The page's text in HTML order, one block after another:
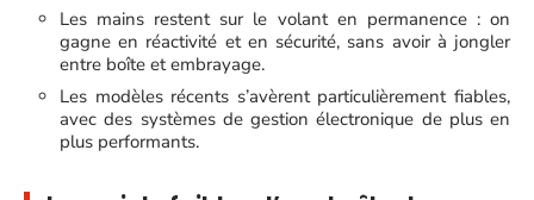
Les mains restent sur le volant en permanence : on
gagne en réactivité et en sécurité, sans avoir à jongler
entre boîte et embrayage.
Les modèles récents s’avèrent particulièrement fiables,
avec des systèmes de gestion électronique de plus en
plus performants.